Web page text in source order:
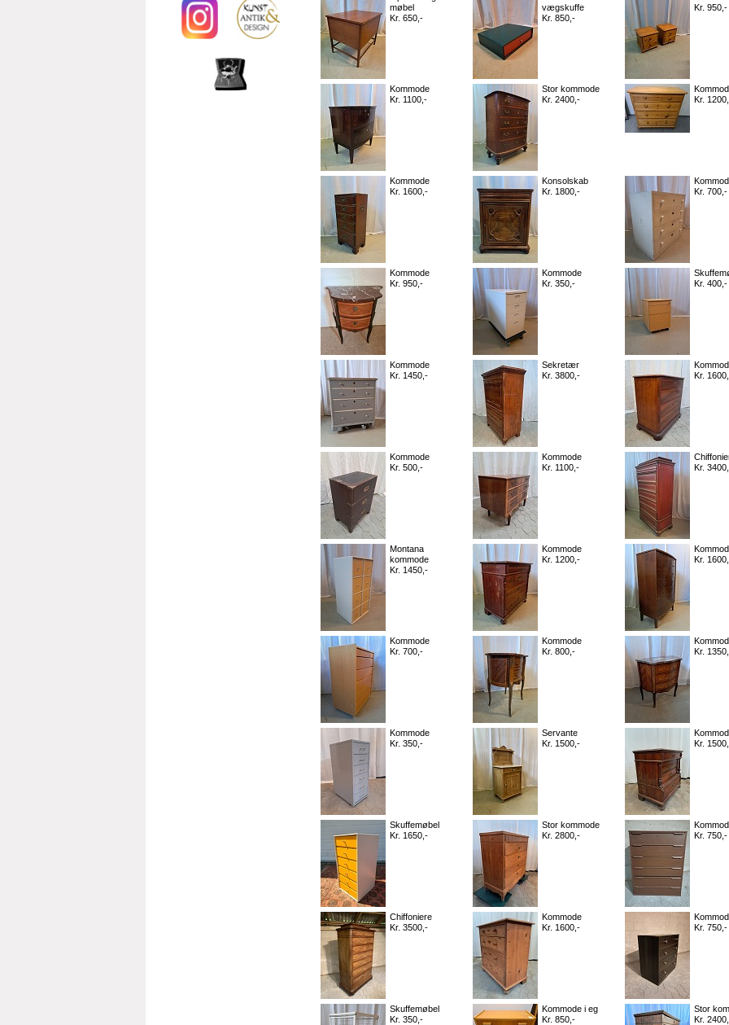
møbel
Kr. 650,-
vægskuffe
Kr. 850,-
Kr. 950,-
Kommode
Kr. 1100,-
Stor kommode
Kr. 2400,-
Kr.
Kommode
Kr. 1600,-
Konsolskab
Kr. 1800,-
Kr. 700,-
Kommode
Kr. 950,-
Kommode
Kr. 350,-
Kr. 400,-
Kommode
Kr. 1450,-
Sekretær
Kr. 3800,-
Kr.
Kommode
Kr. 500,-
Kommode
Kr. 1100,-
Kr.
Montana
kommode
Kr. 1450,-
Kommode
Kr. 1200,-
Kr.
Kommode
Kr. 700,-
Kommode
Kr. 800,-
Kr.
Kommode
Kr. 350,-
Servante
Kr. 1500,-
Kr.
Skuffemøbel
Kr. 1650,-
Stor kommode
Kr. 2800,-
Kr. 750,-
Chiffoniere
Kr. 3500,-
Kommode
Kr. 1600,-
Kr. 750,-
Skuffemøbel
Kr. 350,-
Kommode i eg
Kr. 850,-
Stor
Kr.